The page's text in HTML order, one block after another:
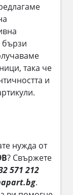
бързи
така че
и
нужда от
? Свържете
571 212
.